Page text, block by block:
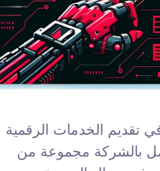
تقديم الخدمات الرقمية
بالشركة مجموعة من